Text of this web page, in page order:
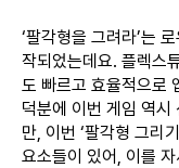
‘팔각형을 그려라’는
작되었는데요. 플렉스
도 빠르고 효율적으로
덕분에 이번 게임 역시
만, 이번 ‘팔각형 그리
요소들이 있어, 이를